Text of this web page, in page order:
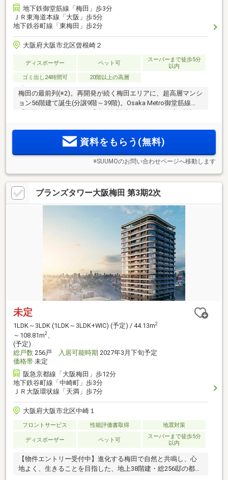
地下鉄御堂筋線「梅田」歩3分
ＪＲ東海道本線「大阪」歩5分
地下鉄谷町線「東梅田」歩2分
大阪府大阪市北区曾根崎２
ディスポーザー ペット可
スーパーまで徒歩5分
以内
ゴミ出し24時間可
20階以上の高層
梅田の最前列(※2)。再開発が続く梅田エリアに、超高層マンシ
ョン56階建て誕生(分譲9階～39階)。Osaka Metro御堂筋線
「梅田ガーデンレジデンス」デビュー！
資料をもらう(無料)
※SUUMOのお問い合わせページへ移動します
ブランズタワー大阪梅田 第3期2次
未定
1LDK～3LDK (1LDK～3LDK+WIC) (予定) / 44.13m2
～108.81m2
(予定)
総戸数 256戸 入居可能時期 2027年3月下旬予定
価格帯 未定
阪急京都線「大阪梅田」歩12分
地下鉄谷町線「中崎町」歩3分
ＪＲ大阪環状線「天満」歩7分
大阪府大阪市北区中崎１
フロントサービス 性能評価書取得 地震対策
ディスポーザー ペット可
スーパーまで徒歩5分
以内
【物件エントリー受付中】進化する梅田で自然と共鳴し、心
地よく、生きることを目指した、地上38階建・総256邸の都心